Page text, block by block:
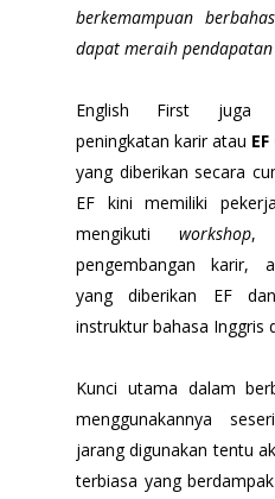
berkemampuan
dapat meraih
English First juga
peningkatan karir atau
yang diberikan secara
EF kini memiliki
mengikuti workshop,
pengembangan karir,
yang diberikan EF
instruktur bahasa Inggris
Kunci utama dalam
menggunakannya
jarang digunakan tentu
terbiasa yang